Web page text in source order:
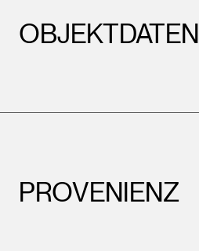
OBJEKTDATEN
PROVENIENZ